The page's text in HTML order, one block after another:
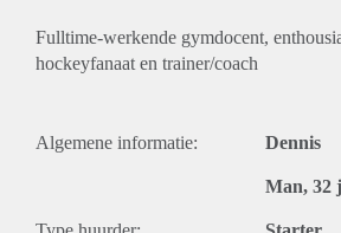
Fulltime-werkende gymdocent,
hockeyfanaat en trainer/coach
Algemene informatie: Dennis
Man, 32